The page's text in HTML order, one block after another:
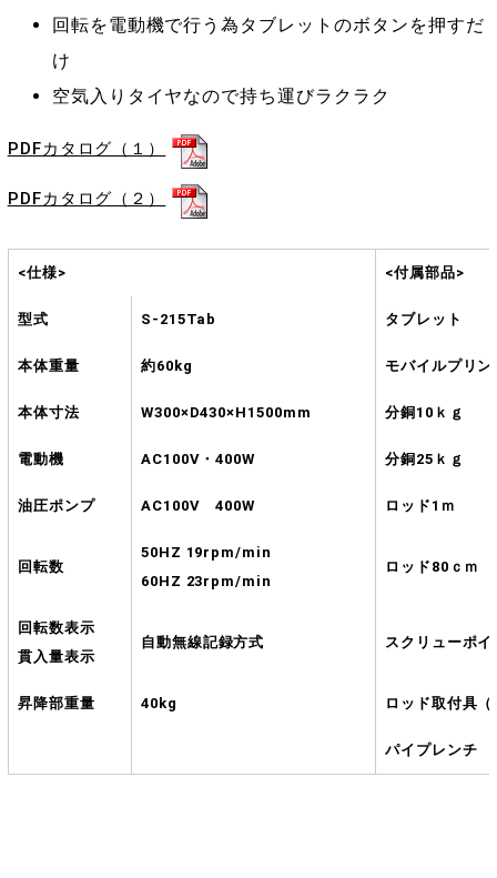
回転を電動機で行う為タブレットのボタンを押すだ
け
空気入りタイヤなので持ち運びラクラク
PDFカタログ（１）
PDFカタログ（２）
<仕様> <付属部品>
型式 S-215Tab タブレット
本体重量 約60kg モバイルプリン
本体寸法 W300×D430×H1500mm 分銅10ｋｇ
電動機 AC100V・400W 分銅25ｋｇ
油圧ポンプ AC100V 400W ロッド1ｍ
回転数
50HZ 19rpm/min
60HZ 23rpm/min
ロッド80ｃｍ
回転数表示
貫入量表示
自動無線記録方式 スクリューポイ
昇降部重量 40kg ロッド取付具
パイプレンチ